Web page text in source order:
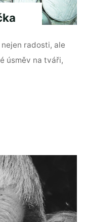
radosti, ale
úsměv na tváři,